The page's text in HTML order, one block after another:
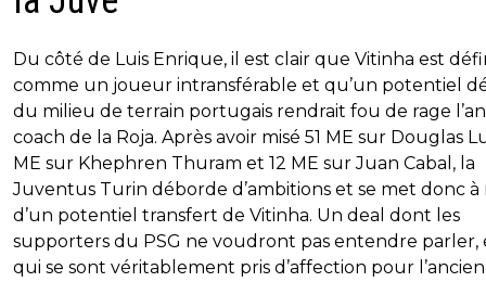
Du côté de Luis Enrique, il est clair que Vitinha est
comme un joueur intransférable et qu’un potentiel
du milieu de terrain portugais rendrait fou de rage
coach de la Roja. Après avoir misé 51 ME sur Douglas
ME sur Khephren Thuram et 12 ME sur Juan Cabal, la
Juventus Turin déborde d’ambitions et se met donc à
d’un potentiel transfert de Vitinha. Un deal dont les
supporters du PSG ne voudront pas entendre parler,
qui se sont véritablement pris d’affection pour l’ancien